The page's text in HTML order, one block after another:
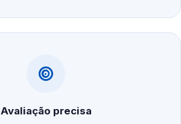
Avaliação precisa